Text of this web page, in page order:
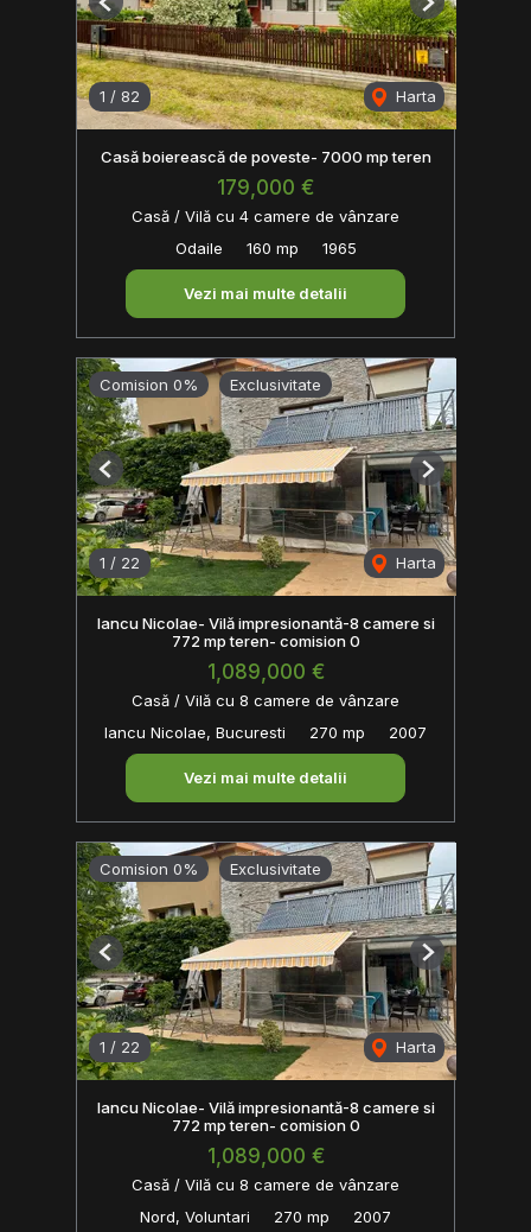
1 / 82 Harta
Previous Next
Casă boierească de poveste- 7000 mp teren
179,000 €
Casă / Vilă cu 4 camere de vânzare
Odaile
160 mp 1965
Vezi mai multe detalii
Comision 0% Exclusivitate
1 / 22 Harta
Previous Next
Iancu Nicolae- Vilă impresionantă-8 camere si
772 mp teren- comision 0
1,089,000 €
Casă / Vilă cu 8 camere de vânzare
Iancu Nicolae, Bucuresti
270 mp 2007
Vezi mai multe detalii
Comision 0% Exclusivitate
1 / 22 Harta
Previous Next
Iancu Nicolae- Vilă impresionantă-8 camere si
772 mp teren- comision 0
1,089,000 €
Casă / Vilă cu 8 camere de vânzare
Nord, Voluntari
270 mp 2007